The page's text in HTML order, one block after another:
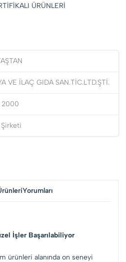
ÜRÜNLERİ
VE İLAÇ GIDA SAN.TİC.LTD.ŞTİ.
2000
Yorumları
İşler Başarılabiliyor
ürünleri alanında on seneyi